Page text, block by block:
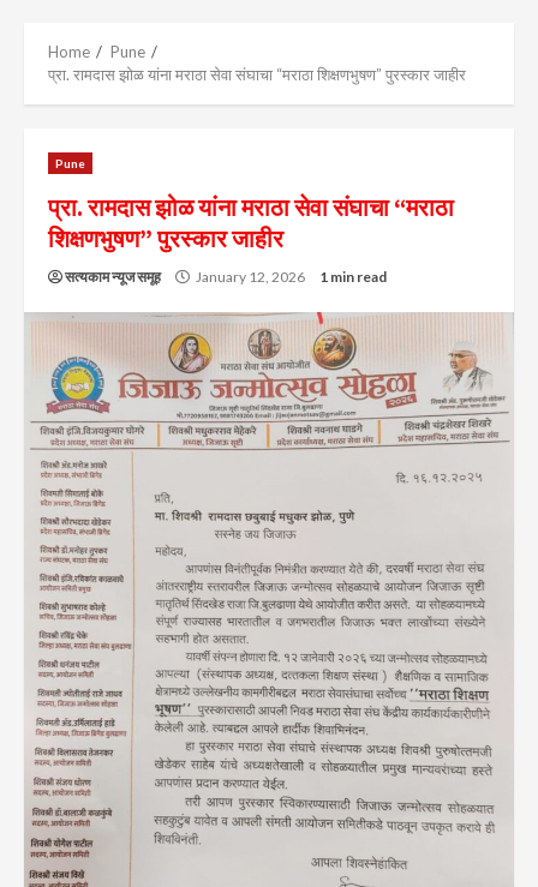
Home
Pune
प्रा. रामदास झोळ यांना मराठा सेवा संघाचा “मराठा शिक्षणभुषण” पुरस्कार जाहीर
Pune
प्रा. रामदास झोळ यांना मराठा सेवा संघाचा “मराठा
शिक्षणभुषण” पुरस्कार जाहीर
सत्यकाम न्यूज समूह January 12, 2026 1 min read